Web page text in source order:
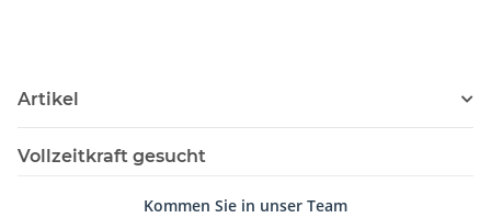
Artikel
Vollzeitkraft gesucht
Kommen Sie in unser Team